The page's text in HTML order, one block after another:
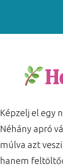
Képzelj el egy
Néhány apró
múlva azt
hanem